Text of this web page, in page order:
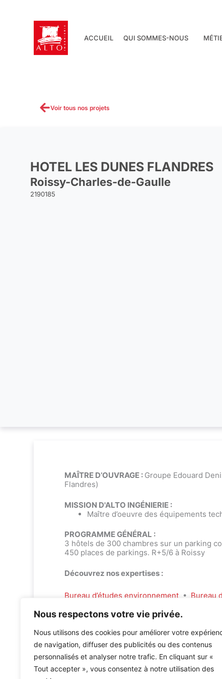
Nous respectons votre vie privée.
Nous utilisons des cookies pour améliorer votre
de navigation, diffuser des publicités ou des contenus
personnalisés et analyser notre trafic. En cliquant sur «
Tout accepter », vous consentez à notre utilisation des
ACCUEIL QUI SOMMES-NOUS
Voir tous nos projets
HOTEL LES DUNES FLANDRES
Roissy-Charles-de-Gaulle
2190185
MAÎTRE D’OUVRAGE : Groupe Edouard
Flandres)
MISSION D'ALTO INGÉNIERIE :
Maître d’oeuvre des équipements
PROGRAMME GÉNÉRAL :
3 hôtels de 300 chambres sur un parking
450 places de parkings. R+5/6 à Roissy
Découvrez nos expertises :
Bureau d’études environnement• Bureau
Accueil»Références» Hotel Les Dunes Flandres